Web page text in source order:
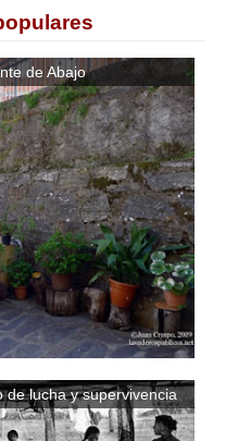
de Abajo
de lucha y supervivencia